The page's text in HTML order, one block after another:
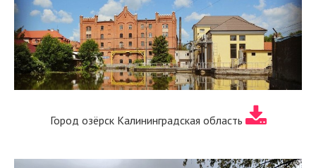
Город озёрск Калининградская область